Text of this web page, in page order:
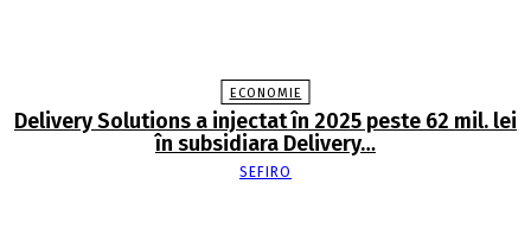
ECONOMIE
Delivery Solutions a injectat în 2025 peste 62 mil. lei
în subsidiara Delivery…
SEFIRO